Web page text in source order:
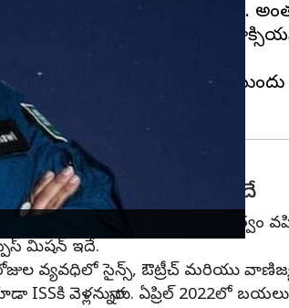
మహిళా
ని పంపనుంది.
వీరిద్దరూ ప్రైవేట్ స్పేస్ మిషన్
సౌదీ అరేబియాను ముందు
మొదటి ప్రైవేట్ స్పేస్ మిషన్ ఇదే
పెగ్గీ విట్సన్ ఈ మిషన్‌కు నాయకత్వం
మిషన్ ఇదే.
వ్యవధిలో సైన్స్, ఔట్రీచ్ మరియు
వెళ్లనున్నారు. ఏప్రిల్ 2022లో